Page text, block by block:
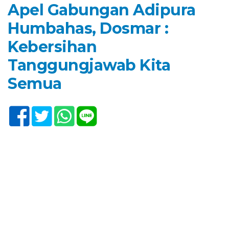
Apel Gabungan Adipura
Humbahas, Dosmar :
Kebersihan
Tanggungjawab Kita
Semua